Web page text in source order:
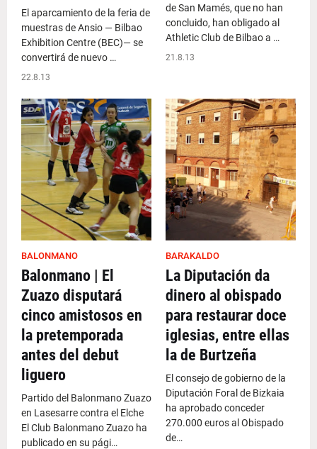
El aparcamiento de la feria de
muestras de Ansio — Bilbao
Exhibition Centre (BEC)— se
convertirá de nuevo …
22.8.13
de San Mamés, que no han
concluido, han obligado al
Athletic Club de Bilbao a …
21.8.13
BALONMANO
Balonmano | El
Zuazo disputará
cinco amistosos en
la pretemporada
antes del debut
liguero
Partido del Balonmano Zuazo
en Lasesarre contra el Elche
El Club Balonmano Zuazo ha
publicado en su pági…
BARAKALDO
La Diputación da
dinero al obispado
para restaurar doce
iglesias, entre ellas
la de Burtzeña
El consejo de gobierno de la
Diputación Foral de Bizkaia
ha aprobado conceder
270.000 euros al Obispado
de…